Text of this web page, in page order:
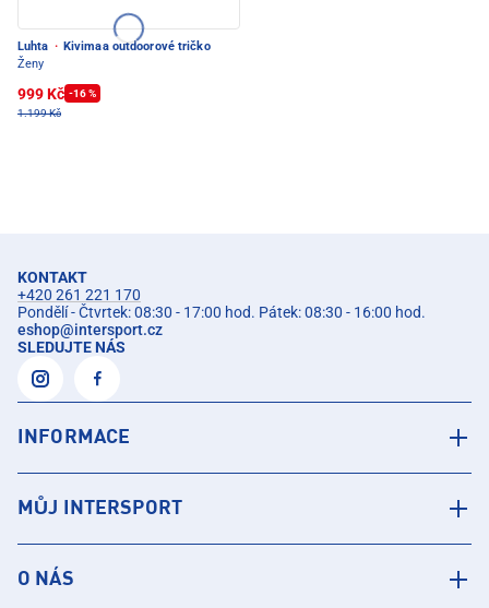
Luhta · Kivimaa outdoorové tričko
Ženy
999 Kč -16 %
1.199 Kč
KONTAKT
+420 261 221 170
Pondělí - Čtvrtek: 08:30 - 17:00 hod. Pátek: 08:30 - 16:00 hod.
eshop@intersport.cz
SLEDUJTE NÁS
INFORMACE
MŮJ INTERSPORT
O NÁS